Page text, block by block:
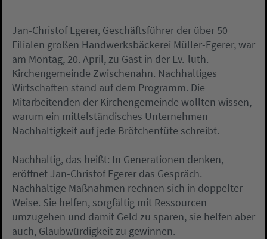
Jan-Christof Egerer, Geschäftsführer der über 50
Filialen großen Handwerksbäckerei Müller-Egerer, war
am Montag, 20. April, zu Gast in der Ev.-luth.
Kirchengemeinde Zwischenahn. Nachhaltiges
Wirtschaften stand auf dem Programm. Die
Mitarbeitenden der Kirchengemeinde wollten wissen,
warum ein mittelständisches Unternehmen
Nachhaltigkeit auf jede Brötchentüte schreibt.
Nachhaltig, das heißt: In Generationen denken,
eröffnet Jan-Christof Egerer das Gespräch.
Nachhaltige Maßnahmen rechnen sich in doppelter
Weise. Sie helfen, sorgfältig mit Ressourcen
umzugehen und damit Geld zu sparen, sie helfen aber
auch, Glaubwürdigkeit zu gewinnen.